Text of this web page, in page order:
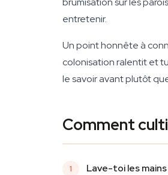
entretenir.
Un point honnête à
colonisation ralentit et
le savoir avant plutôt
Comment
Lave-toi les